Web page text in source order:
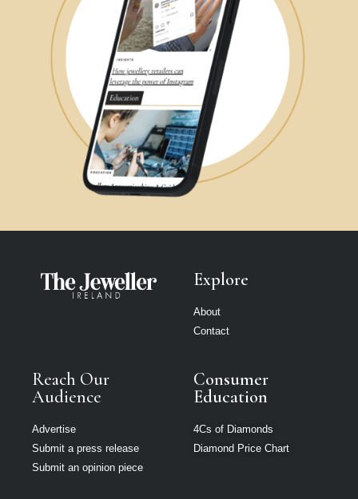
Explore
About
Contact
Reach Our
Audience
Advertise
Submit a press release
Submit an opinion piece
Consumer
Education
4Cs of Diamonds
Diamond Price Chart